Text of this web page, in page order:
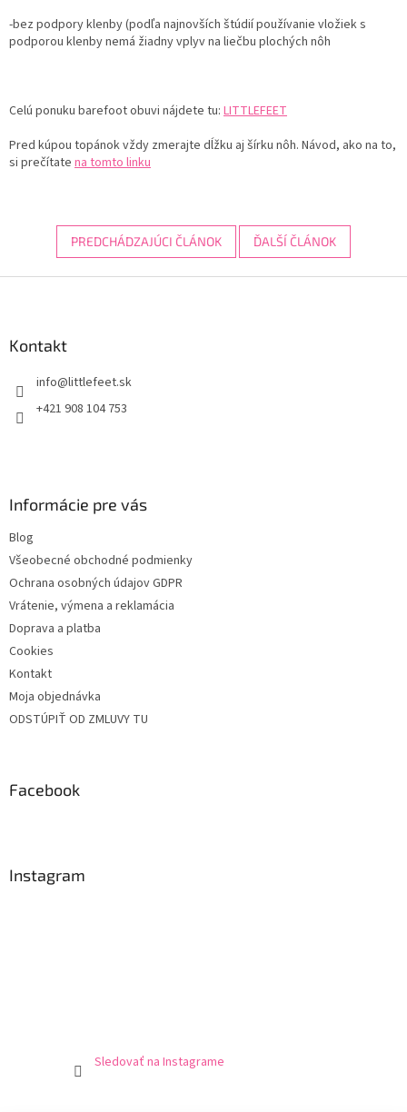
-bez podpory klenby (podľa najnovších štúdií používanie vložiek s
podporou klenby nemá žiadny vplyv na liečbu plochých nôh
Celú ponuku barefoot obuvi nájdete tu: LITTLEFEET
Pred kúpou topánok vždy zmerajte dĺžku aj šírku nôh. Návod, ako na to,
si prečítate na tomto linku
PREDCHÁDZAJÚCI ČLÁNOK ĎALŠÍ ČLÁNOK
Kontakt
info@littlefeet.sk
+421 908 104 753
Informácie pre vás
Blog
Všeobecné obchodné podmienky
Ochrana osobných údajov GDPR
Vrátenie, výmena a reklamácia
Doprava a platba
Cookies
Kontakt
Moja objednávka
ODSTÚPIŤ OD ZMLUVY TU
Facebook
Instagram
Sledovať na Instagrame